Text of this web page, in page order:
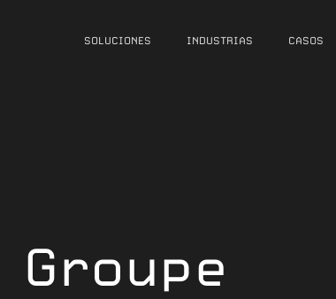
SOLUCIONES INDUSTRIAS CASOS